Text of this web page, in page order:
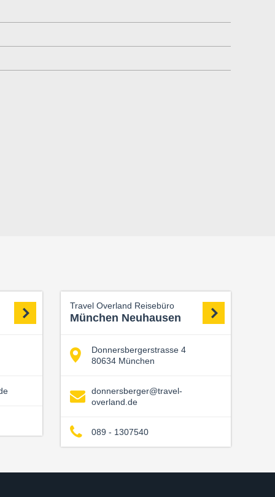
Travel Overland Reisebüro
München Neuhausen
Donnersbergerstrasse 4
80634 München
donnersberger@travel-
overland.de
089 - 1307540